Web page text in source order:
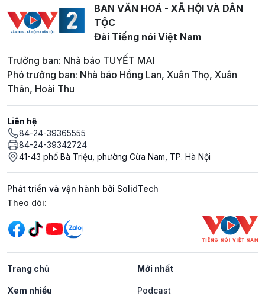
BAN VĂN HOÁ - XÃ HỘI VÀ DÂN
TỘC
Đài Tiếng nói Việt Nam
Trưởng ban: Nhà báo TUYẾT MAI
Phó trưởng ban: Nhà báo Hồng Lan, Xuân Thọ, Xuân
Thân, Hoài Thu
Liên hệ
84-24-39365555
84-24-39342724
41-43 phố Bà Triệu, phường Cửa Nam, TP. Hà Nội
Phát triển và vận hành bởi SolidTech
Mạng xã hội
Theo dõi:
Trang chủ Mới nhất
Xem nhiều Podcast